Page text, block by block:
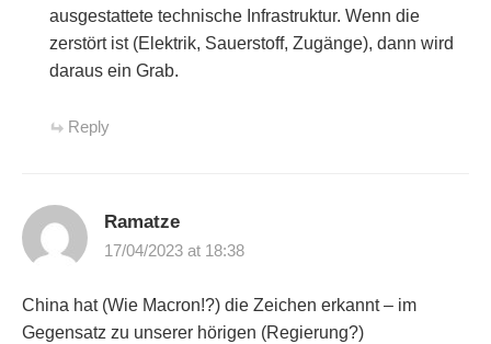
ausgestattete technische Infrastruktur. Wenn die
zerstört ist (Elektrik, Sauerstoff, Zugänge), dann wird
daraus ein Grab.
Reply
Ramatze
17/04/2023 at 18:38
China hat (Wie Macron!?) die Zeichen erkannt – im
Gegensatz zu unserer hörigen (Regierung?)